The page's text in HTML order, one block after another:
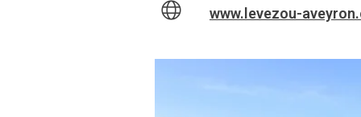
www.levezou-